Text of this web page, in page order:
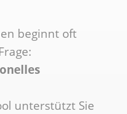
beginnt oft
unterstützt Sie